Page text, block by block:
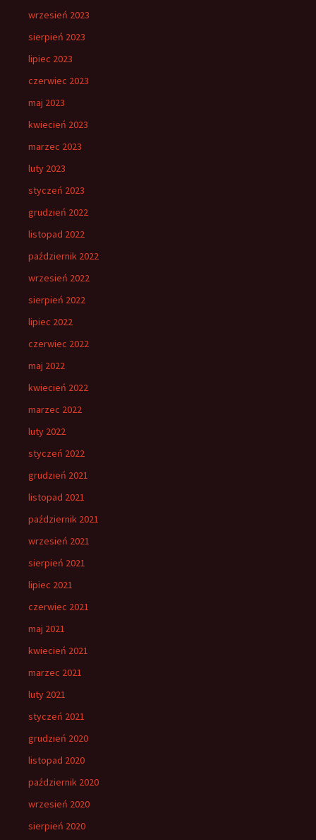
wrzesień 2023
sierpień 2023
lipiec 2023
czerwiec 2023
maj 2023
kwiecień 2023
marzec 2023
luty 2023
styczeń 2023
grudzień 2022
listopad 2022
październik 2022
wrzesień 2022
sierpień 2022
lipiec 2022
czerwiec 2022
maj 2022
kwiecień 2022
marzec 2022
luty 2022
styczeń 2022
grudzień 2021
listopad 2021
październik 2021
wrzesień 2021
sierpień 2021
lipiec 2021
czerwiec 2021
maj 2021
kwiecień 2021
marzec 2021
luty 2021
styczeń 2021
grudzień 2020
listopad 2020
październik 2020
wrzesień 2020
sierpień 2020